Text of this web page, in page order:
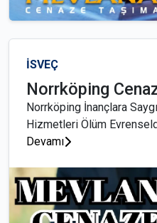
İSVEÇ
Norrköping
Norrköping İnançlara
Hizmetleri Ölüm
Devamı